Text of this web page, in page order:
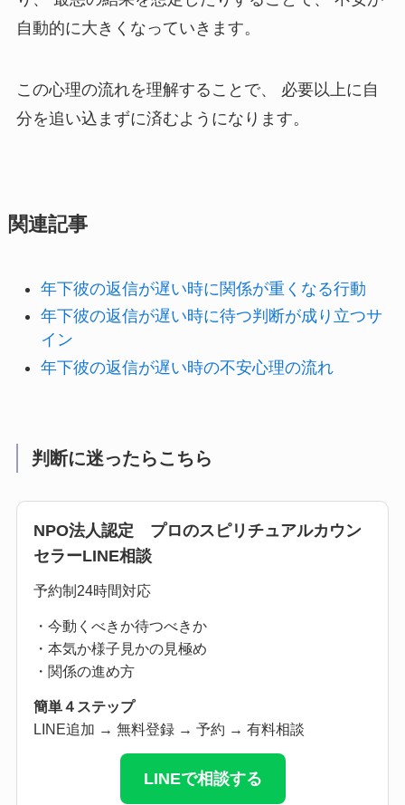
自動的に大きくなっていきます。
この心理の流れを理解することで、 必要以上に自
分を追い込まずに済むようになります。
関連記事
年下彼の返信が遅い時に関係が重くなる行動
年下彼の返信が遅い時に待つ判断が成り立つサ
イン
年下彼の返信が遅い時の不安心理の流れ
判断に迷ったらこちら
NPO法人認定 プロのスピリチュアルカウン
セラーLINE相談
予約制24時間対応
・今動くべきか待つべきか
・本気か様子見かの見極め
・関係の進め方
簡単４ステップ
LINE追加 → 無料登録 → 予約 → 有料相談
LINEで相談する